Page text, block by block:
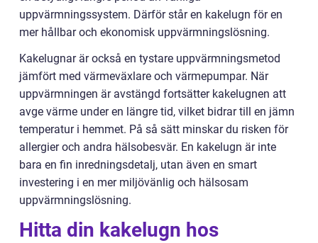
uppvärmningssystem. Därför står en kakelugn för en
mer hållbar och ekonomisk uppvärmningslösning.
Kakelugnar är också en tystare uppvärmningsmetod
jämfört med värmeväxlare och värmepumpar. När
uppvärmningen är avstängd fortsätter kakelugnen att
avge värme under en längre tid, vilket bidrar till en jämn
temperatur i hemmet. På så sätt minskar du risken för
allergier och andra hälsobesvär. En kakelugn är inte
bara en fin inredningsdetalj, utan även en smart
investering i en mer miljövänlig och hälsosam
uppvärmningslösning.
Hitta din kakelugn hos